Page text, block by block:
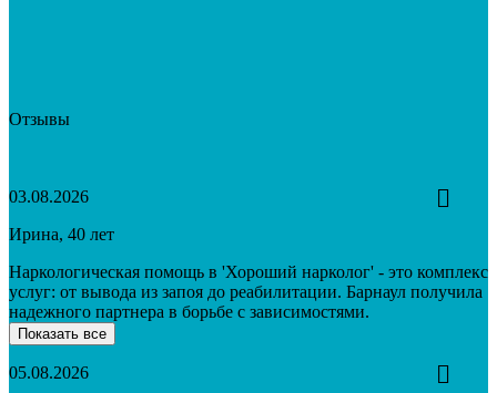
Отзывы
03.08.2026
Ирина, 40 лет
Наркологическая помощь в 'Хороший нарколог' - это комплекс
услуг: от вывода из запоя до реабилитации. Барнаул получила
надежного партнера в борьбе с зависимостями.
Показать все
05.08.2026